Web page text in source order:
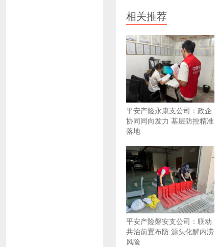
相关推荐
平安产险永康支公司：政企
协同同向发力 基层防控精准
落地
平安产险磐安支公司：联动
共治前置布防 源头化解内涝
风险